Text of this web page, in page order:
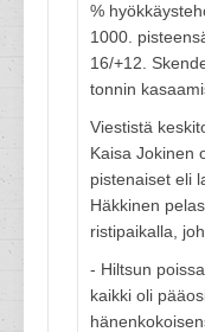
%
1000.
16/+12.
tonnin
Viestistä
Kaisa Jokinen
pistenaiset eli
Häkkinen
ristipaikalla,
- Hiltsun
kaikki oli